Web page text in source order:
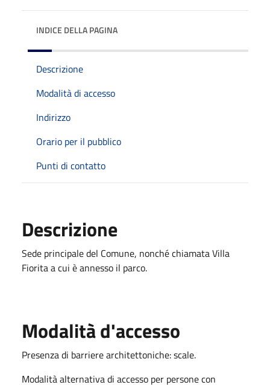
INDICE DELLA PAGINA
Descrizione
Modalità di accesso
Indirizzo
Orario per il pubblico
Punti di contatto
Descrizione
Sede principale del Comune, nonché chiamata Villa
Fiorita a cui è annesso il parco.
Modalità d'accesso
Presenza di barriere architettoniche: scale.
Modalità alternativa di accesso per persone con